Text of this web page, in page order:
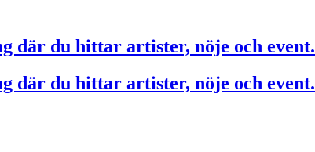
där du hittar artister, nöje och event.
där du hittar artister, nöje och event.